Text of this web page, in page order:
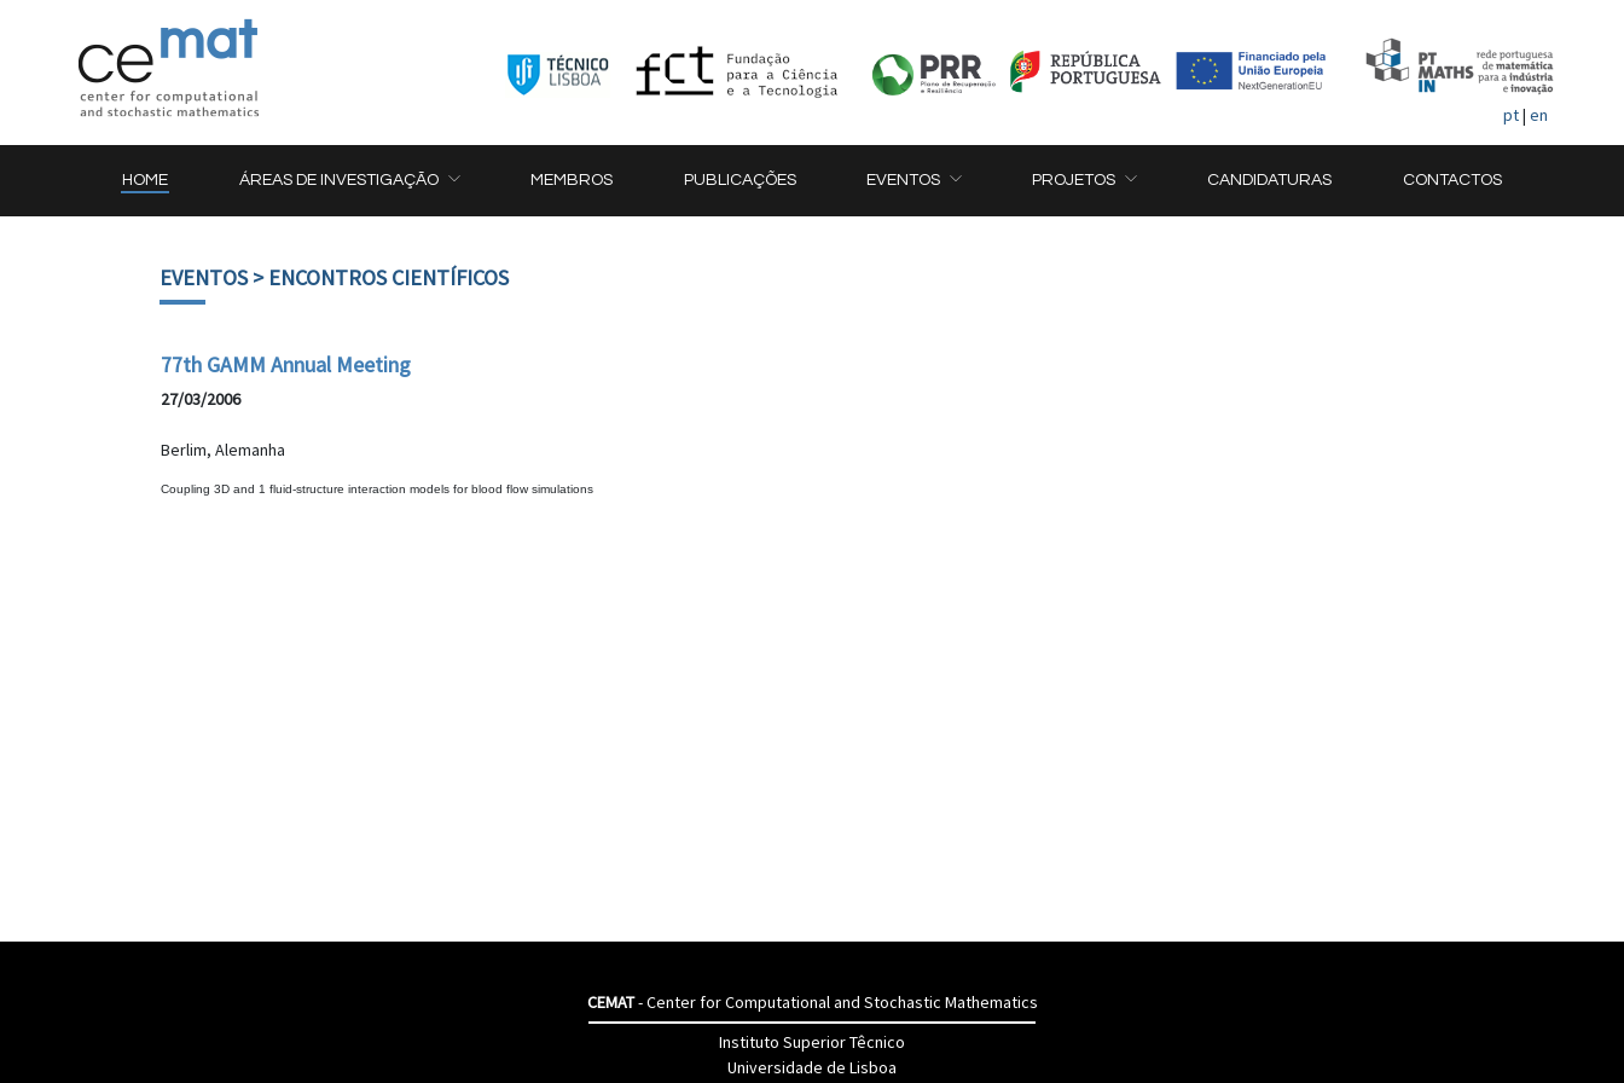
pt| en
HOME ÁREAS DE INVESTIGAÇÃO MEMBROS PUBLICAÇÕES EVENTOS PROJETOS CANDIDATURAS CONTACTOS
EVENTOS> ENCONTROS CIENTÍFICOS
77th GAMM Annual Meeting
27/03/2006
Berlim, Alemanha
Coupling 3D and 1 fluid-structure interaction models for blood flow simulations
CEMAT- Center for Computational and Stochastic Mathematics
Instituto Superior Têcnico
Universidade de Lisboa